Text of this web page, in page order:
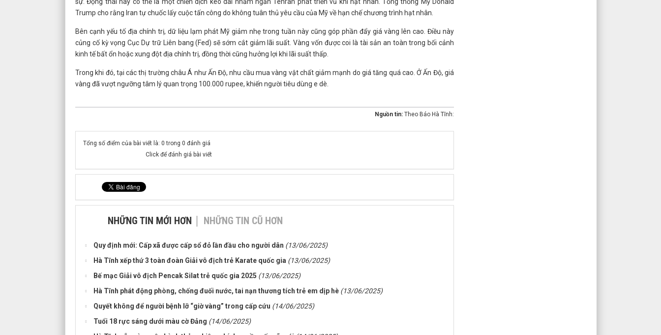
Trump cho rằng Iran tự chuốc lấy cuộc tấn công do không tuân thủ yêu cầu của Mỹ về hạn chế chương trình hạt nhân.
Bên cạnh yếu tố địa chính trị, dữ liệu lạm phát Mỹ giảm nhẹ trong tuần này cũng góp phần đẩy giá vàng lên cao. Điều này
củng cố kỳ vọng Cục Dự trữ Liên bang (Fed) sẽ sớm cắt giảm lãi suất. Vàng vốn được coi là tài sản an toàn trong bối cảnh
kinh tế bất ổn hoặc xung đột địa chính trị, đồng thời cũng hưởng lợi khi lãi suất thấp.
Trong khi đó, tại các thị trường châu Á như Ấn Độ, nhu cầu mua vàng vật chất giảm mạnh do giá tăng quá cao. Ở Ấn Độ, giá
vàng đã vượt ngưỡng tâm lý quan trọng 100.000 rupee, khiến người tiêu dùng e dè.
Nguồn tin: Theo Báo Hà Tĩnh:
Tổng số điểm của bài viết là: 0 trong 0 đánh giá
Click để đánh giá bài viết
NHỮNG TIN MỚI HƠN NHỮNG TIN CŨ HƠN
Quy định mới: Cấp xã được cấp sổ đỏ lần đầu cho người dân (13/06/2025)
Hà Tĩnh xếp thứ 3 toàn đoàn Giải vô địch trẻ Karate quốc gia (13/06/2025)
Bế mạc Giải vô địch Pencak Silat trẻ quốc gia 2025 (13/06/2025)
Hà Tĩnh phát động phòng, chống đuối nước, tai nạn thương tích trẻ em dịp hè (13/06/2025)
Quyết không để người bệnh lỡ “giờ vàng” trong cấp cứu (14/06/2025)
Tuổi 18 rực sáng dưới màu cờ Đảng (14/06/2025)